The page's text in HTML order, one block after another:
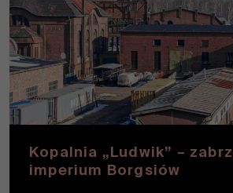
Kopalnia „Ludwik” –
imperium Borgsiów